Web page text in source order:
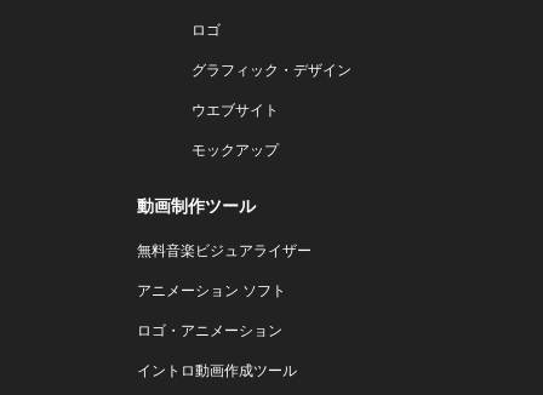
ロゴ
グラフィック・デザイン
ウエブサイト
モックアップ
動画制作ツール
無料音楽ビジュアライザー
アニメーション ソフト
ロゴ・アニメーション
イントロ動画作成ツール